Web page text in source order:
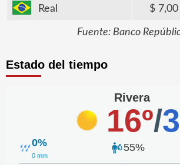
Real 7,00
Fuente: Banco
Estado del tiempo
Rivera
16º/
0%
0 mm
55%